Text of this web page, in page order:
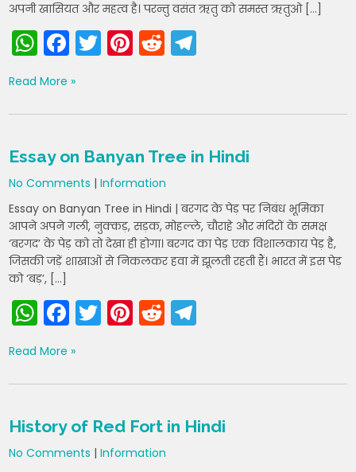
अपनी खासियत और महत्व है। परन्तु वसंत ऋतु को समस्त ऋतुओ […]
W
h
a
ts
A
p
p
F
a
c
e
b
o
o
k
T
w
er
Pi
nt
e
st
R
e
di
t
gr
a
m
Read More »
Essay on Banyan Tree in Hindi
No Comments |Information
Essay on Banyan Tree in Hindi | बरगद के पेड़ पर निबंध भूमिका
आपने अपने गली, नुक्कड़, सड़क, मोहल्ले, चौराहे और मंदिरों के समक्ष
‘बरगद’ के पेड़ को तो देखा ही होगा। बरगद का पेड़ एक विशालकाय पेड़ है,
जिसकी जड़ें शाखाओं से निकलकर हवा में झूलती रहती हैं। भारत में इस पेड़
को ‘बड़’, […]
W
h
a
ts
A
p
F
a
c
e
b
o
T
w
er
Pi
nt
e
st
R
e
di
t
gr
a
m
Read More »
History of Red Fort in Hindi
No Comments |Information